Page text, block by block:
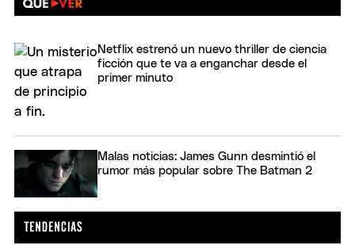
Netflix estrenó un nuevo thriller de ciencia
ficción que te va a enganchar desde el
primer minuto
Malas noticias: James Gunn desmintió el
rumor más popular sobre The Batman 2